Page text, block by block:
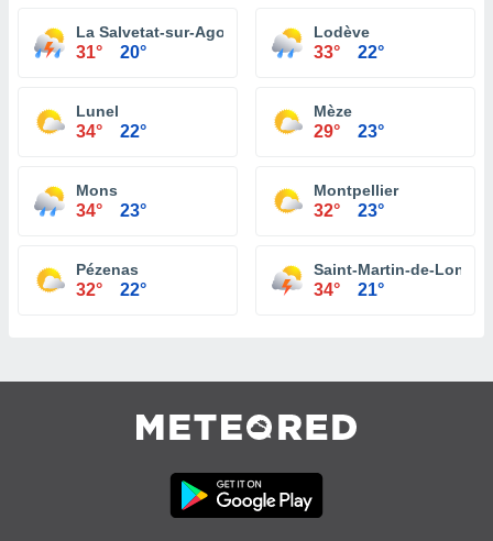
La Salvetat-sur-Agout
31° 20°
Lodève
33° 22°
Lunel
34° 22°
Mèze
29° 23°
Mons
34° 23°
Montpellier
32° 23°
Pézenas
32° 22°
Saint-Martin-de-
34° 21°